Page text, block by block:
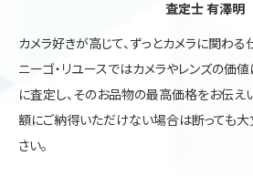
査定士 有澤明
カメラ好きが高じて、ずっとカメラに関わる
ニーゴ・リユースではカメラやレンズの価
に査定し、そのお品物の最高価格をお伝え
額にご納得いただけない場合は断っても大
さい。